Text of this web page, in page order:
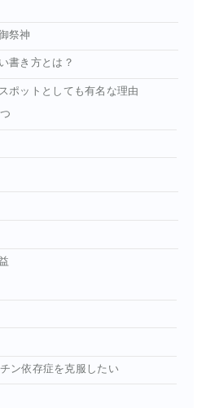
祭神
書き方とは？
ポットとしても有名な理由
ン依存症を克服したい